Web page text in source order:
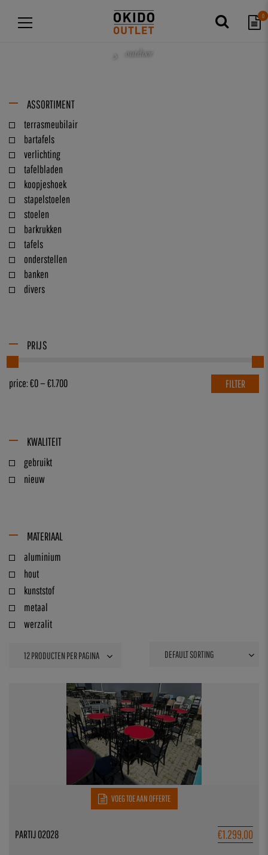
0
outdoor
ASSORTIMENT
terrasmeubilair
bartafels
verlichting
tafelbladen
koopjeshoek
stapelstoelen
stoelen
barkrukken
tafels
onderstellen
banken
divers
PRIJS
FILTER
price:€0—€1.700
KWALITEIT
gebruikt
nieuw
MATERIAAL
aluminium
hout
kunststof
metaal
werzalit
VOEG TOE AAN OFFERTE
€1.299,00
PARTIJ 02028